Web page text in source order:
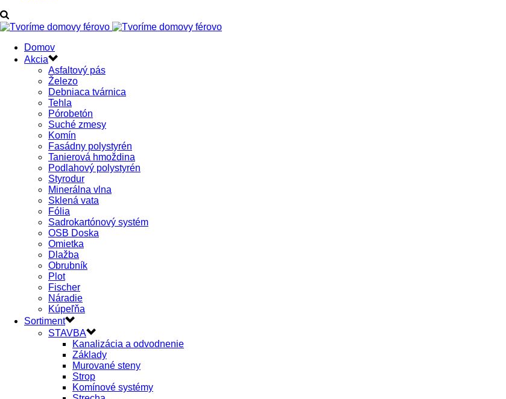
Domov
Akcia
Asfaltový pás
Železo
Debniaca tvárnica
Tehla
Pórobetón
Suché zmesy
Komín
Fasádny polystyrén
Tanierová hmoždina
Podlahový polystyrén
Styrodur
Minerálna vlna
Sklená vata
Fólia
Sadrokartónový systém
OSB Doska
Omietka
Dlažba
Obrubník
Plot
Fischer
Náradie
Kúpeľňa
Sortiment
STAVBA
Kanalizácia a odvodnenie
Základy
Murované steny
Strop
Komínové systémy